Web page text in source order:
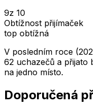
9z 10
Obtížnost přijímaček
top obtížná
V posledním roce
62 uchazečů a přijato
na jedno místo.
Doporučená